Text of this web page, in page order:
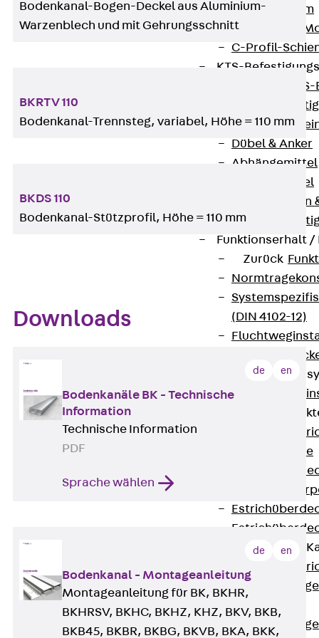
I-Stiel-System
PUK-STRUT-
C-Profil-
KTS-
Dübel & Anker
Abhängemittel
Schraubmittel
Ankermuttern
Funktionserhalt
Zurück
(DIN 4102-12)
Zurück
Kanalsysteme
Estrichbündige
CHALI
Bodenkanal-Bogen-Deckel aus Aluminium-
Warzenblech und mit Gehrungsschnitt
BKRTV 110
Bodenkanal-Trennsteg, variabel, Höhe = 110 mm
BKDS 110
Bodenkanal-Stützprofil, Höhe = 110 mm
Downloads
de en
Bodenkanäle BK - Technische
Information
Technische Information
PDF
Sprache wählen
de en
Bodenkanal - Montageanleitung
Montageanleitung für BK, BKHR,
BKHRSV, BKHC, BKHZ, KHZ, BKV, BKB,
BKB45, BKBR, BKBG, BKVB, BKA, BKK,